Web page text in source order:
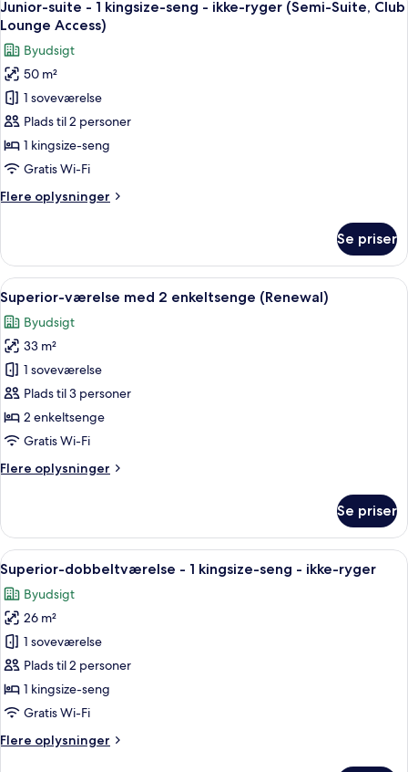
Club
Lounge
Access)
kingsize-
-
ikke-
ryger
(Granvia
Deluxe,
Lounge
Access)
alle
billeder
af
Junior-
suite
-
1
kingsize-
-
(Semi-
Suite,
Club
Lounge
Access)
Junior-suite - 1 kingsize-seng - ikke-ryger (Semi-Suite, Club
Lounge Access)
Byudsigt
50 m²
1 soveværelse
Plads til 2 personer
1 kingsize-seng
Gratis Wi-Fi
Flere oplysninger
Flere
suite
1
kingsize-
seng
ikke-
ryger
(Semi-
Suite,
Club
Lounge
Se priser
Indlæs
alle
billeder
af
Superior-
værelse
med
2
(Renewal)
Superior-værelse med 2
6
Superior-værelse med 2 enkeltsenge (Renewal)
Byudsigt
33 m²
1 soveværelse
Plads til 3 personer
2 enkeltsenge
Gratis Wi-Fi
Flere oplysninger
Flere
værelse
med
2
enkeltsenge
(Renewal)
Se priser
Indlæs
alle
billeder
af
Superior-
dobbeltværelse
-
1
seng
Et moderne hotelværelse med en
6
Superior-dobbeltværelse - 1 kingsize-seng - ikke-ryger
Byudsigt
26 m²
1 soveværelse
Plads til 2 personer
1 kingsize-seng
Gratis Wi-Fi
Flere oplysninger
Flere